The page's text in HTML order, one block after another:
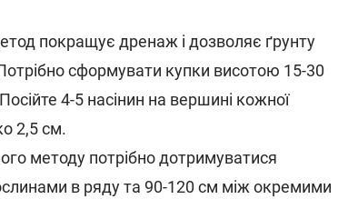
покращує дренаж і дозволяє ґрунту
сформувати купки висотою 15-30
4-5 насінин на вершині кожної
2,5 см.
методу потрібно дотримуватися
в ряду та 90-120 см між окремими